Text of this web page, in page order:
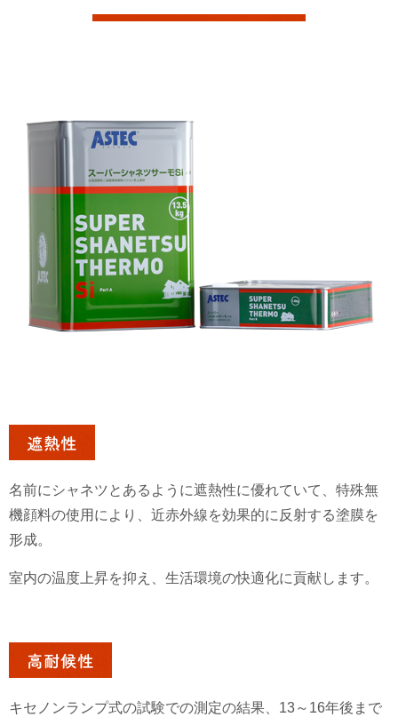
遮熱性
名前にシャネツとあるように遮熱性に優れていて、特殊無
機顔料の使用により、近赤外線を効果的に反射する塗膜を
形成。
室内の温度上昇を抑え、生活環境の快適化に貢献します。
高耐候性
キセノンランプ式の試験での測定の結果、13～16年後まで